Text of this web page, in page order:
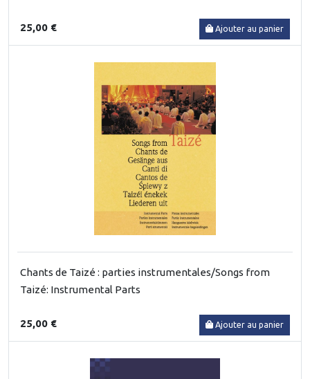
25,00 € Ajouter au panier
Chants de Taizé : parties instrumentales/Songs from
Taizé: Instrumental Parts
25,00 € Ajouter au panier